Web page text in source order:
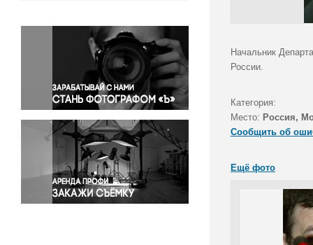
Окружающая среда
Политика
Правосудие
Происшествия и конфликты
Религия
Светская жизнь
Спорт
Экология
Экономика и бизнес
Начальник
России.
Категория:
Место: Россия,
Сообщить об
Ещё фото